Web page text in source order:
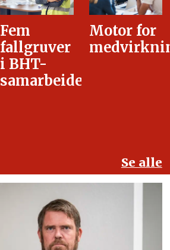
Motor for
medvirkning
i
Se alle